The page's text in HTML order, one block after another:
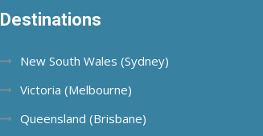
Destinations
New South Wales (Sydney)
Victoria (Melbourne)
Queensland (Brisbane)